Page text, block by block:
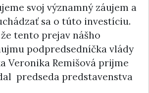
svoj významný záujem a
sa o túto investíciu.
tento prejav nášho
podpredsedníčka vlády
Veronika Remišová prijme
predseda predstavenstva